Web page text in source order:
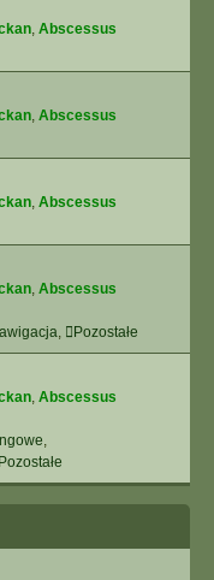
, Abscessus
, Abscessus
, Abscessus
, Abscessus
, Pozostałe
, Abscessus
,
Pozostałe